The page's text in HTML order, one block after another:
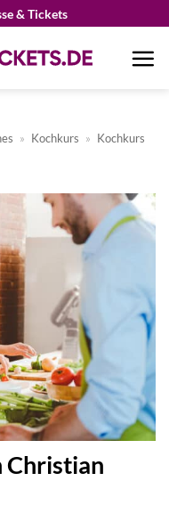
& Tickets
» Kochkurs » Kochkurs
Christian